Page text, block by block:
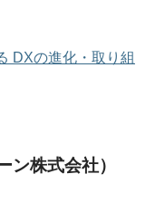
DXの進化・取り組
株式会社）